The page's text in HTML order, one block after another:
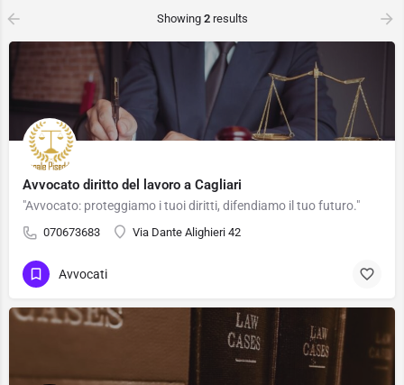
Showing 2results
Avvocato diritto del lavoro a Cagliari
"Avvocato: proteggiamo i tuoi diritti, difendiamo il tuo futuro."
070673683 Via Dante Alighieri 42
Avvocati